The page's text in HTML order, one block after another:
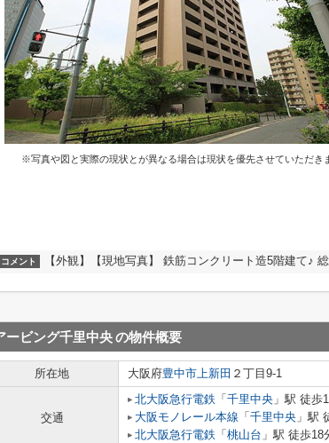
※写真や図と実際の現状とが異なる場合は現状を優先させていただき
コメント 【外観】【現地写真】 鉄筋コンクリート造5階建て♪
ービング千里中央の物件概要
所在地 大阪府豊中市上新田 ２丁目9-1
交通
北大阪急行電鉄 「 千里中央 」駅 徒歩
大阪モノレール本線 「 千里中央 」駅
北大阪急行電鉄 「 桃山台 」駅 徒歩18